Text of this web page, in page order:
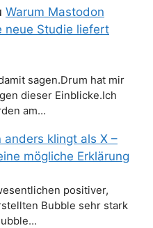
Warum Mastodon
neue Studie liefert
sagen.Drum hat mir
dieser Einblicke.Ich
am…
anders klingt als X –
mögliche Erklärung
positiver,
Bubble sehr stark